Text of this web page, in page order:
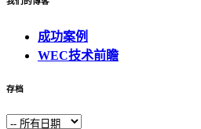
成功案例
WEC技术前瞻
存档